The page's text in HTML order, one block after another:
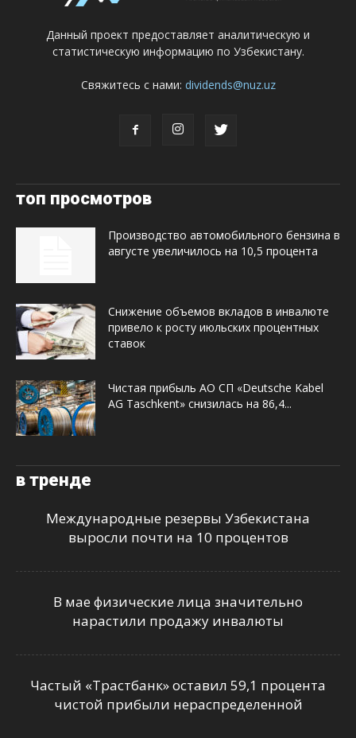
Данный проект предоставляет аналитическую и
статистическую информацию по Узбекистану.
Свяжитесь с нами: dividends@nuz.uz
топ просмотров
Производство автомобильного бензина в
августе увеличилось на 10,5 процента
Снижение объемов вкладов в инвалюте
привело к росту июльских процентных
ставок
Чистая прибыль АО СП «Deutsche Kabel
AG Taschkent» снизилась на 86,4...
в тренде
Международные резервы Узбекистана
выросли почти на 10 процентов
В мае физические лица значительно
нарастили продажу инвалюты
Частый «Трастбанк» оставил 59,1 процента
чистой прибыли нераспределенной